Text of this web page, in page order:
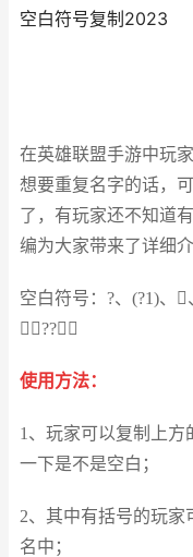
空白符号复制2023
在英雄联盟手游中玩
想要重复名字的话，
了，有玩家还不知道
编为大家带来了详细介
空白符号：?、(?1)、
??
使用方法：
1、玩家可以复制上
一下是不是空白；
2、其中有括号的玩家
名中；